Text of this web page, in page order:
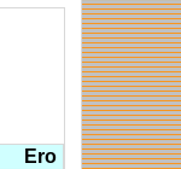
Ero